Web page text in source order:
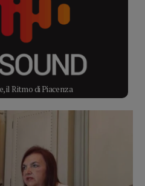
il Ritmo di Piacenza